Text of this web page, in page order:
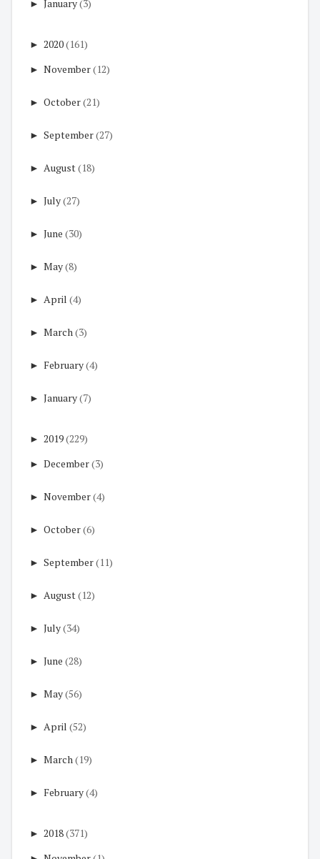
► January(3)
► 2020(161)
► November(12)
► October(21)
► September(27)
► August(18)
► July(27)
► June (30)
► May(8)
► April (4)
► March(3)
► February(4)
► January(7)
► 2019(229)
► December(3)
► November(4)
► October(6)
► September(11)
► August(12)
► July(34)
► June (28)
► May(56)
► April (52)
► March(19)
► February(4)
► 2018(371)